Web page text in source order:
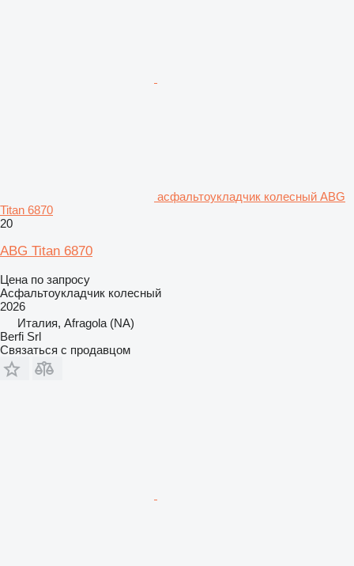
асфальтоукладчик колесный ABG
Titan 6870
20
ABG Titan 6870
Цена по запросу
Асфальтоукладчик колесный
2026
Италия, Afragola (NA)
Berfi Srl
Связаться с продавцом